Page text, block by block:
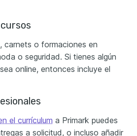
carnets o formaciones en
o seguridad. Si tienes algún
online, entonces incluye el
el currículum a Primark puedes
a solicitud, o incluso añadir